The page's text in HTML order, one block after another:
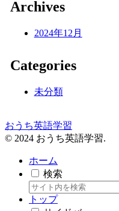
Archives
2024年12月
Categories
未分類
おうち英語学習
© 2024 おうち英語学習.
ホーム
検索
トップ